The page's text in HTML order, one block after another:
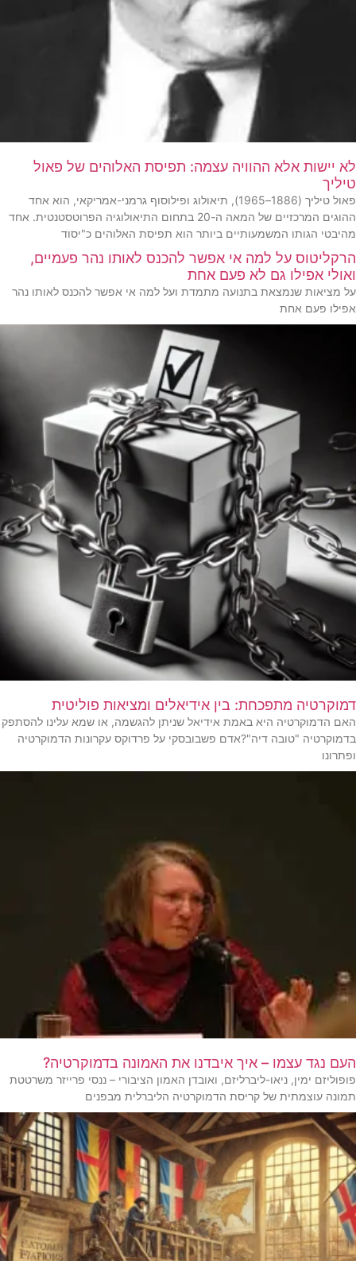
לא יישות אלא ההוויה עצמה: תפיסת האלוהים של פאול
טיליך
פאול טיליך (1886–1965), תיאולוג ופילוסוף גרמני-אמריקאי, הוא אחד
ההוגים המרכזיים של המאה ה-20 בתחום התיאולוגיה הפרוטסטנטית. אחד
מהיבטי הגותו המשמעותיים ביותר הוא תפיסת האלוהים כ"יסוד
הרקליטוס על למה אי אפשר להכנס לאותו נהר פעמיים,
ואולי אפילו גם לא פעם אחת
על מציאות שנמצאת בתנועה מתמדת ועל למה אי אפשר להכנס לאותו נהר
אפילו פעם אחת
דמוקרטיה מתפכחת: בין אידיאלים ומציאות פוליטית
האם הדמוקרטיה היא באמת אידיאל שניתן להגשמה, או שמא עלינו להסתפק
בדמוקרטיה "טובה דיה"?אדם פשבובסקי על פרדוקס עקרונות הדמוקרטיה
ופתרונו
העם נגד עצמו – איך איבדנו את האמונה בדמוקרטיה?
פופוליזם ימין, ניאו-ליברליזם, ואובדן האמון הציבורי – ננסי פרייזר משרטטת
תמונה עוצמתית של קריסת הדמוקרטיה הליברלית מבפנים